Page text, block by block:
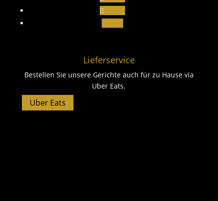
Lieferservice
Bestellen Sie unsere Gerichte auch für zu Hause via
Uber Eats.
Uber Eats